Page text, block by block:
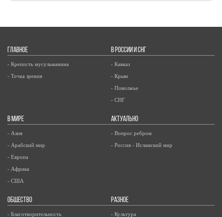
ГЛАВНОЕ
- Крепость мусульманина
- Точка зрения
В РОССИИ И СНГ
- Кавказ
- Крым
- Поволжье
- СНГ
В МИРЕ
- Азия
- Арабский мир
- Европа
- Африка
- США
АКТУАЛЬНО
- Вопрос ребром
- Россия - Исламский мир
ОБЩЕСТВО
- Благотворительность
РАЗНОЕ
- Культура